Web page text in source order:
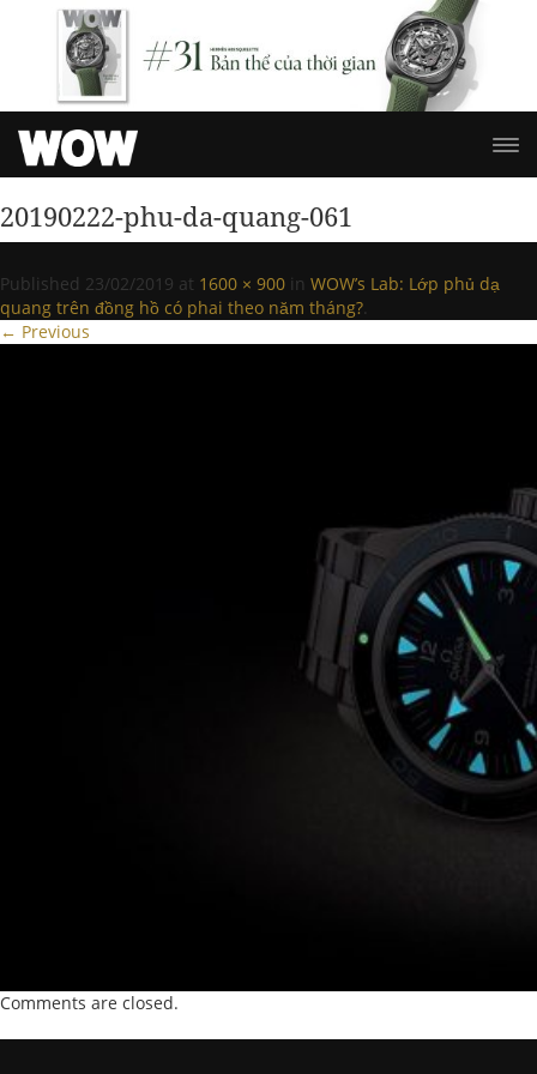
20190222-phu-da-quang-061
Published 23/02/2019 at 1600 × 900 in WOW’s Lab: Lớp phủ dạ
quang trên đồng hồ có phai theo năm tháng?.
← Previous
Comments are closed.